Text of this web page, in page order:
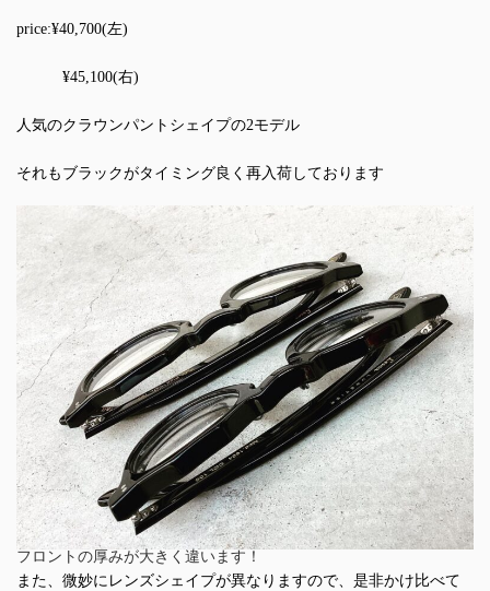
price:¥40,700(左)
¥45,100(右)
人気のクラウンパントシェイプの2モデル
それもブラックがタイミング良く再入荷しております
フロントの厚みが大きく違います！
また、微妙にレンズシェイプが異なりますので、是非かけ比べて